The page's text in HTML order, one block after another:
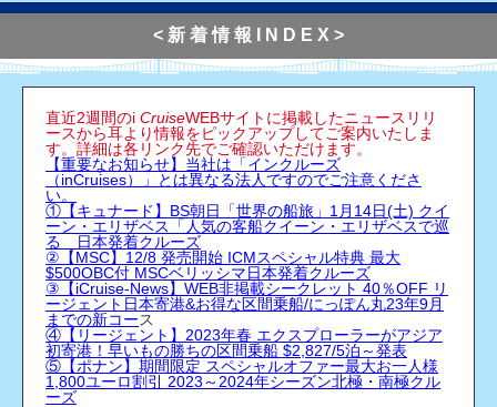
< 新 着 情 報 I N D E X >
直近2週間のi CruiseWEBサイトに掲載したニュースリリ
ースから耳より情報をピックアップしてご案内いたしま
す。 詳細は各リンク先でご確認いただけます。
【重要なお知らせ】当社は「インクルーズ
（inCruises）」とは異なる法人ですのでご注意くださ
い。
①【キュナード】BS朝日「世界の船旅」1月14日(土) クイ
ーン・エリザベス「人気の客船クイーン・エリザベスで巡
る 日本発着クルーズ
②【MSC】12/8 発売開始 ICMスペシャル特典 最大
$500OBC付 MSCベリッシマ日本発着クルーズ
③【iCruise-News】WEB非掲載シークレット 40％OFF リ
ージェント日本寄港&お得な区間乗船/にっぽん丸23年9月
までの新コース
④【リージェント】2023年春 エクスプローラーがアジア
初寄港！早いもの勝ちの区間乗船 $2,827/5泊～発表
⑤【ポナン】期間限定 スペシャルオファー最大お一人様
1,800ユーロ割引 2023～2024年シーズン北極・南極クル
ーズ